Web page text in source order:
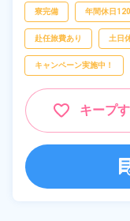
修理
包
寮完備 年間休日
赴任旅費あり 土日
キャンペーン実施中！
キープ